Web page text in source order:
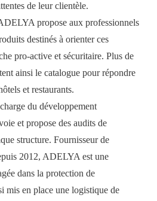
de leur clientèle.
propose aux professionnels
destinés à orienter ces
pro-active et sécuritaire. Plus de
ainsi le catalogue pour répondre
et restaurants.
du développement
et propose des audits de
structure. Fournisseur de
2012, ADELYA est une
dans la protection de
mis en place une logistique de